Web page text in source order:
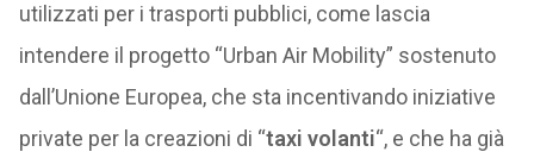
utilizzati per i trasporti pubblici, come lascia
intendere il progetto “Urban Air Mobility” sostenuto
dall’Unione Europea, che sta incentivando iniziative
private per la creazioni di “taxi volanti“, e che ha già